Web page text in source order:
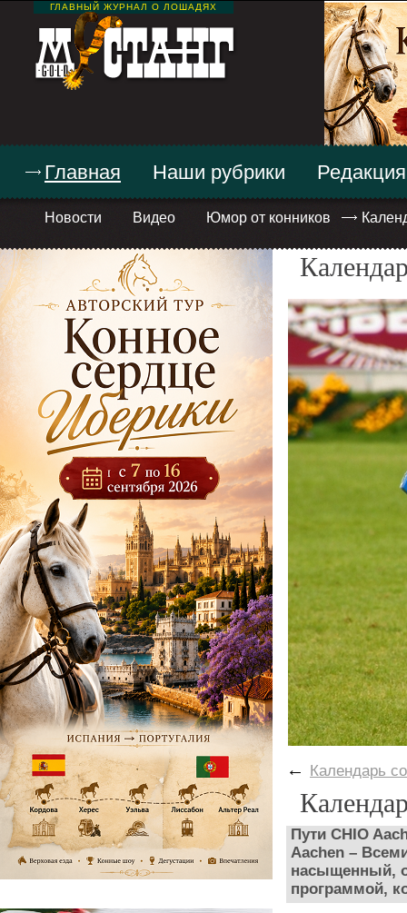
ГЛАВНЫЙ ЖУРНАЛ О ЛОШАДЯХ
Главная
Новости Видео Юмор от конников
Наши рубрики Редакция
← Календарь
Пути CHIO
Aachen –
насыщенный,
программой,